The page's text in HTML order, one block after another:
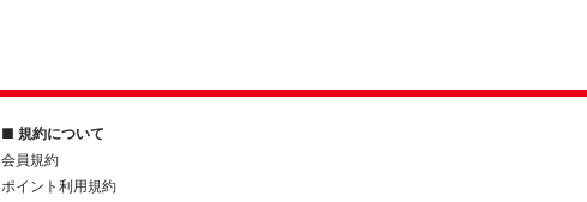
■ 規約について
会員規約
ポイント利用規約